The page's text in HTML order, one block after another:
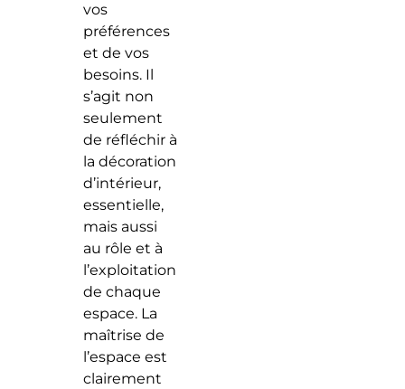
vos
préférences
et de vos
besoins. Il
s’agit non
seulement
de réfléchir à
la décoration
d’intérieur,
essentielle,
mais aussi
au rôle et à
l’exploitation
de chaque
espace. La
maîtrise de
l’espace est
clairement